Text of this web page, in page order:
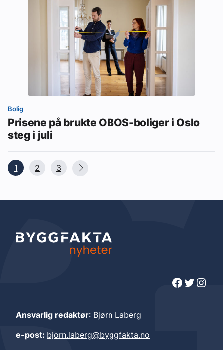
Bolig
Prisene på brukte OBOS-boliger i Oslo
steg i juli
1 2 3
Facebook Twitter Instagram
Ansvarlig redaktør: Bjørn Laberg
e-post: bjorn.laberg@byggfakta.no